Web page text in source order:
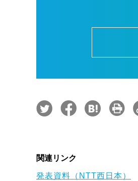
関連リンク
発表資料（NTT西日本）